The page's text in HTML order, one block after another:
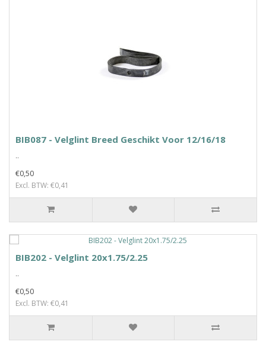
BIB087 - Velglint Breed Geschikt Voor 12/16/18
..
€0,50
Excl. BTW: €0,41
BIB202 - Velglint 20x1.75/2.25
..
€0,50
Excl. BTW: €0,41